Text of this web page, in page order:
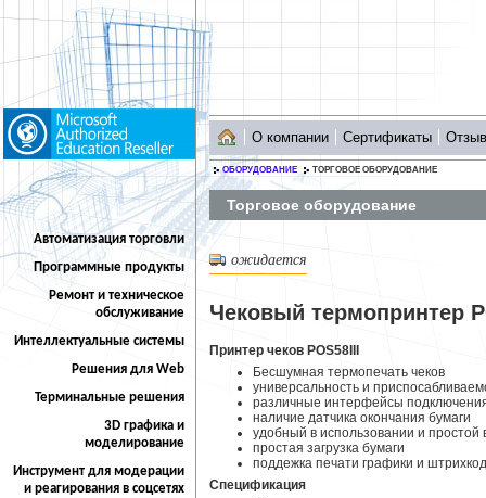
Автоматизация торговли
Программные продукты
Ремонт и техническое
обслуживание
Интеллектуальные системы
Решения для Web
Терминальные решения
3D графика и
моделирование
Инструмент для модерации
и реагирования в соцсетях
О компании Сертификаты
ОБОРУДОВАНИЕ ТОРГОВОЕ ОБОРУДОВАНИЕ
Торговое оборудование
ожидается
Чековый термопринтер
Принтер чеков POS58III
Бесшумная термопечать чеков
универсальность и
различные интерфейсы
наличие датчика окончания бумаги
удобный в использовании и простой
простая загрузка бумаги
поддежка печати графики и
Спецификация